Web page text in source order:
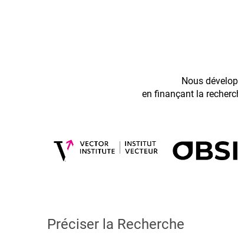
Nous
en finançant la
Préciser la Recherche